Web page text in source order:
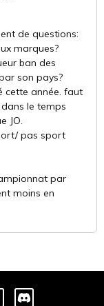
de questions:
marques?
ban des
son pays?
cette année. faut
le temps
JO.
pas sport
par
moins en